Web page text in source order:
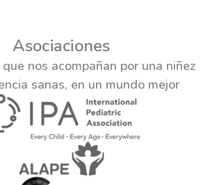
Asociaciones
nos acompañan por una niñez
sanas, en un mundo mejor